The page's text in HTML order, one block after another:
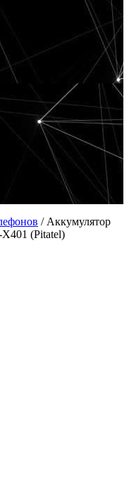
/ Аккумулятор
(Pitatel)